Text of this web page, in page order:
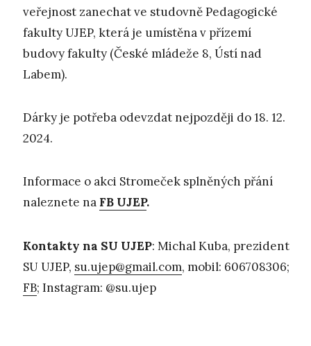
veřejnost zanechat ve studovně Pedagogické
fakulty UJEP, která je umístěna v přízemí
budovy fakulty (České mládeže 8, Ústí nad
Labem).
Dárky je potřeba odevzdat nejpozději do 18. 12.
2024.
Informace o akci Stromeček splněných přání
naleznete na FB UJEP.
Kontakty na SU UJEP: Michal Kuba, prezident
SU UJEP, su.ujep@gmail.com, mobil: 606708306;
FB; Instagram: @su.ujep